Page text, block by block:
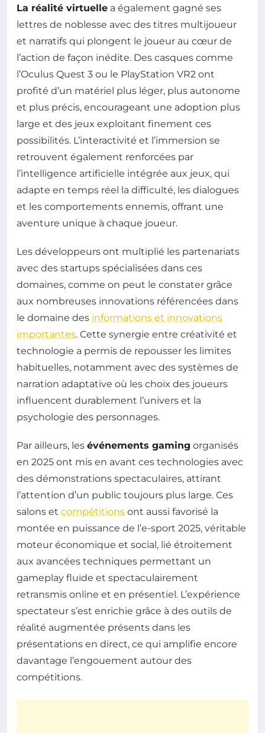
La réalité virtuelle a également gagné ses
lettres de noblesse avec des titres multijoueur
et narratifs qui plongent le joueur au cœur de
l’action de façon inédite. Des casques comme
l’Oculus Quest 3 ou le PlayStation VR2 ont
profité d’un matériel plus léger, plus autonome
et plus précis, encourageant une adoption plus
large et des jeux exploitant finement ces
possibilités. L’interactivité et l’immersion se
retrouvent également renforcées par
l’intelligence artificielle intégrée aux jeux, qui
adapte en temps réel la difficulté, les dialogues
et les comportements ennemis, offrant une
aventure unique à chaque joueur.
Les développeurs ont multiplié les partenariats
avec des startups spécialisées dans ces
domaines, comme on peut le constater grâce
aux nombreuses innovations référencées dans
le domaine des informations et innovations
importantes. Cette synergie entre créativité et
technologie a permis de repousser les limites
habituelles, notamment avec des systèmes de
narration adaptative où les choix des joueurs
influencent durablement l’univers et la
psychologie des personnages.
Par ailleurs, les événements gaming organisés
en 2025 ont mis en avant ces technologies avec
des démonstrations spectaculaires, attirant
l’attention d’un public toujours plus large. Ces
salons et compétitions ont aussi favorisé la
montée en puissance de l’e-sport 2025, véritable
moteur économique et social, lié étroitement
aux avancées techniques permettant un
gameplay fluide et spectaculairement
retransmis online et en présentiel. L’expérience
spectateur s’est enrichie grâce à des outils de
réalité augmentée présents dans les
présentations en direct, ce qui amplifie encore
davantage l’engouement autour des
compétitions.